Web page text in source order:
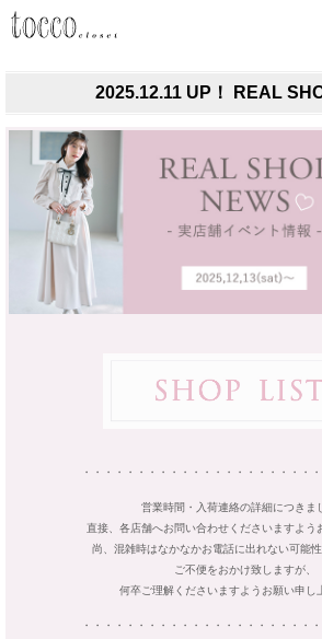
2025.12.11 UP！ REAL
・・・・・・・・・・・・・・・・・・・・・
営業時間・入荷連絡の詳細につきま
直接、各店舗へお問い合わせくださいますよう
尚、混雑時はなかなかお電話に出れない可能性
ご不便をおかけ致しますが、
何卒ご理解くださいますようお願い申し
・・・・・・・・・・・・・・・・・・・・・